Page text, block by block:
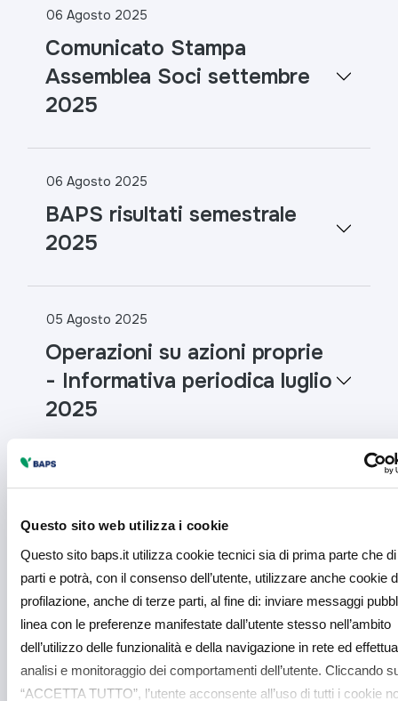
Questo sito web utilizza i cookie
Questo sito baps.it utilizza cookie tecnici sia di prima parte che
parti e potrà, con il consenso dell’utente, utilizzare anche cookie
profilazione, anche di terze parti, al fine di: inviare messaggi
linea con le preferenze manifestate dall’utente stesso nell’ambito
dell’utilizzo delle funzionalità e della navigazione in rete ed
analisi e monitoraggio dei comportamenti dell’utente. Cliccando
“ACCETTA TUTTO”, l’utente acconsente all’uso di tutti i cookie
06 Agosto 2025
Comunicato Stampa
Assemblea Soci settembre
2025
06 Agosto 2025
BAPS risultati semestrale
2025
05 Agosto 2025
Operazioni su azioni proprie
- Informativa periodica luglio
2025
14 Luglio 2025
Rendicontazione Liquidity
Providing 17 mag 25 - 16 lug
25
04 Luglio 2025
Operazioni su azioni proprie